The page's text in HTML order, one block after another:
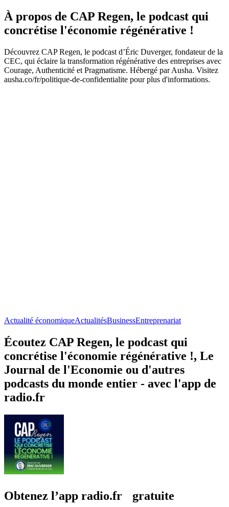
À propos de CAP Regen, le podcast qui
concrétise l'économie régénérative !
Découvrez CAP Regen, le podcast d’Éric Duverger, fondateur de la
CEC, qui éclaire la transformation régénérative des entreprises avec
Courage, Authenticité et Pragmatisme. Hébergé par Ausha. Visitez
ausha.co/fr/politique-de-confidentialite pour plus d'informations.
Actualité économiqueActualitésBusinessEntreprenariat
Écoutez CAP Regen, le podcast qui
concrétise l'économie régénérative !, Le
Journal de l'Economie ou d'autres
podcasts du monde entier - avec l'app de
radio.fr
Obtenez l’app radio.fr gratuite